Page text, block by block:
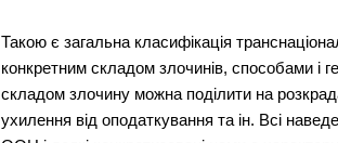
Такою є загальна класифікація
конкретним складом злочинів, способами і
складом злочину можна поділити на
ухилення від оподаткування та ін. Всі